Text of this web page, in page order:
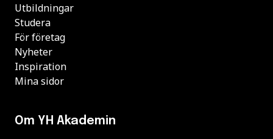
Utbildningar
Studera
För företag
Nyheter
Inspiration
Mina sidor
Om YH Akademin